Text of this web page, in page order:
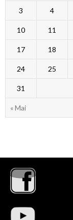
« Mai
3 4
10 11
17 18
24 25
31